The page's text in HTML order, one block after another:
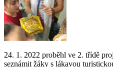
24. 1. 2022 proběhl ve 2. třídě
seznámit žáky s lákavou